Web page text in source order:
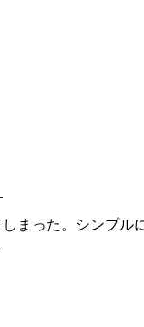
まった。シンプル